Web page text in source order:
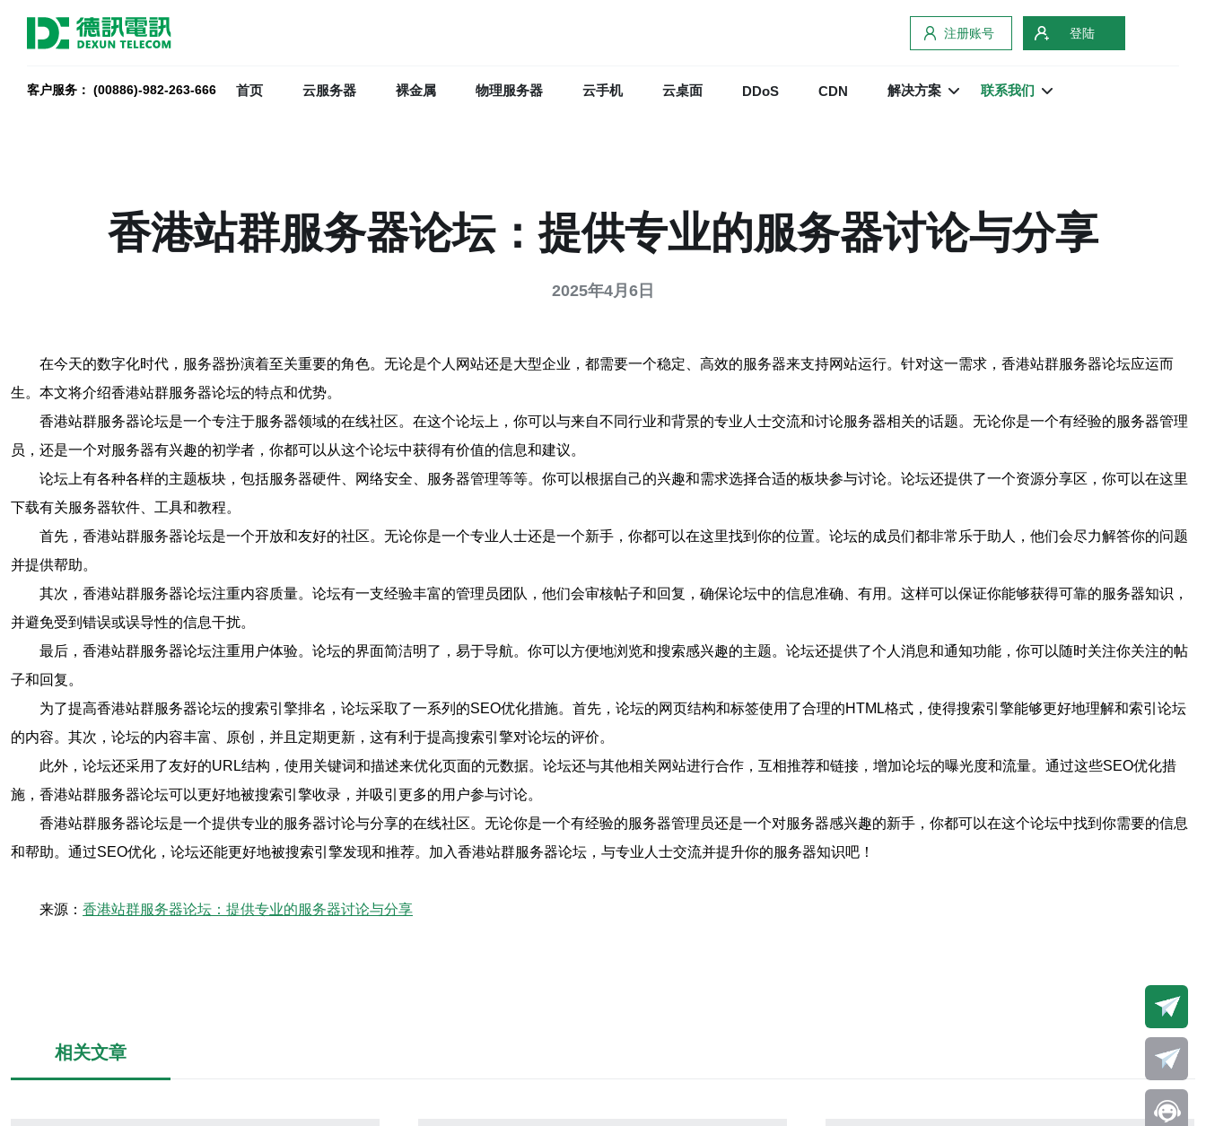
注册账号 登陆
客户服务： (00886)-982-263-666 首页 云服务器 裸金属 物理服务器 云手机 云桌面 DDoS CDN 解决方案 联系我们
香港站群服务器论坛：提供专业的服务器讨论与分享
2025年4月6日
在今天的数字化时代，服务器扮演着至关重要的角色。无论是个人网站还是大型企业，都需要一个稳定、高效的服务器来支持网站运行。针对这一需求，香港站群服务器论坛应运而
生。本文将介绍香港站群服务器论坛的特点和优势。
香港站群服务器论坛是一个专注于服务器领域的在线社区。在这个论坛上，你可以与来自不同行业和背景的专业人士交流和讨论服务器相关的话题。无论你是一个有经验的服务器管理
员，还是一个对服务器有兴趣的初学者，你都可以从这个论坛中获得有价值的信息和建议。
论坛上有各种各样的主题板块，包括服务器硬件、网络安全、服务器管理等等。你可以根据自己的兴趣和需求选择合适的板块参与讨论。论坛还提供了一个资源分享区，你可以在这里
下载有关服务器软件、工具和教程。
首先，香港站群服务器论坛是一个开放和友好的社区。无论你是一个专业人士还是一个新手，你都可以在这里找到你的位置。论坛的成员们都非常乐于助人，他们会尽力解答你的问题
并提供帮助。
其次，香港站群服务器论坛注重内容质量。论坛有一支经验丰富的管理员团队，他们会审核帖子和回复，确保论坛中的信息准确、有用。这样可以保证你能够获得可靠的服务器知识，
并避免受到错误或误导性的信息干扰。
最后，香港站群服务器论坛注重用户体验。论坛的界面简洁明了，易于导航。你可以方便地浏览和搜索感兴趣的主题。论坛还提供了个人消息和通知功能，你可以随时关注你关注的帖
子和回复。
为了提高香港站群服务器论坛的搜索引擎排名，论坛采取了一系列的SEO优化措施。首先，论坛的网页结构和标签使用了合理的HTML格式，使得搜索引擎能够更好地理解和索引论坛
的内容。其次，论坛的内容丰富、原创，并且定期更新，这有利于提高搜索引擎对论坛的评价。
此外，论坛还采用了友好的URL结构，使用关键词和描述来优化页面的元数据。论坛还与其他相关网站进行合作，互相推荐和链接，增加论坛的曝光度和流量。通过这些SEO优化措
施，香港站群服务器论坛可以更好地被搜索引擎收录，并吸引更多的用户参与讨论。
香港站群服务器论坛是一个提供专业的服务器讨论与分享的在线社区。无论你是一个有经验的服务器管理员还是一个对服务器感兴趣的新手，你都可以在这个论坛中找到你需要的信息
和帮助。通过SEO优化，论坛还能更好地被搜索引擎发现和推荐。加入香港站群服务器论坛，与专业人士交流并提升你的服务器知识吧！
来源： 香港站群服务器论坛：提供专业的服务器讨论与分享
相关文章